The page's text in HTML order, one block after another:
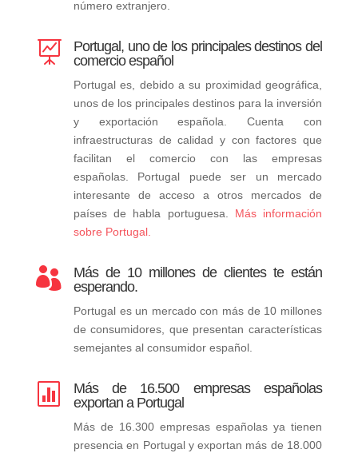
número extranjero.

Portugal, uno de los principales destinos del
comercio español
Portugal es, debido a su proximidad geográfica,
unos de los principales destinos para la inversión
y exportación española. Cuenta con
infraestructuras de calidad y con factores que
facilitan el comercio con las empresas
españolas. Portugal puede ser un mercado
interesante de acceso a otros mercados de
países de habla portuguesa. Más información
sobre Portugal.

Más de 10 millones de clientes te están
esperando.
Portugal es un mercado con más de 10 millones
de consumidores, que presentan características
semejantes al consumidor español.

Más de 16.500 empresas españolas
exportan a Portugal
Más de 16.300 empresas españolas ya tienen
presencia en Portugal y exportan más de 18.000